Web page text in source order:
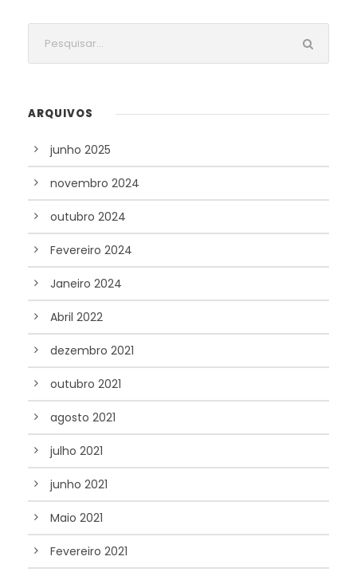
ARQUIVOS
junho 2025
novembro 2024
outubro 2024
Fevereiro 2024
Janeiro 2024
Abril 2022
dezembro 2021
outubro 2021
agosto 2021
julho 2021
junho 2021
Maio 2021
Fevereiro 2021